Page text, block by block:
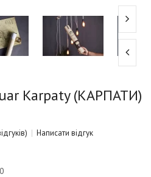
Karpaty (КАРПАТИ)
Написати відгук